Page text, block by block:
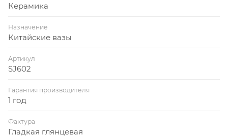
Керамика
Назначение
Китайские вазы
Артикул
SJ602
Гарантия производителя
1 год
Фактура
Гладкая глянцевая